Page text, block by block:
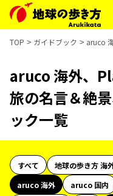
TOP ガイドブック aruco
aruco 海外、
旅の名言＆絶
ック一覧
すべて 地球の歩き方 海
aruco 海外
aruco 国内